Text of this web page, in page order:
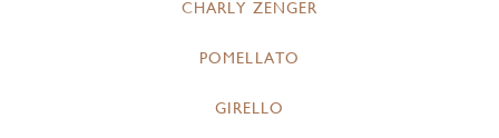
CHARLY ZENGER
POMELLATO
GIRELLO